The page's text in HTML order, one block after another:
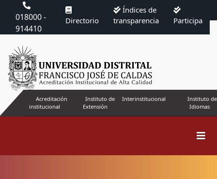
018000 -
914410
Directorio
Índices de
transparencia
Participa
Acreditación
institucional
Instituto de
Extensión
Interinstitucional
Instituto de
Idiomas